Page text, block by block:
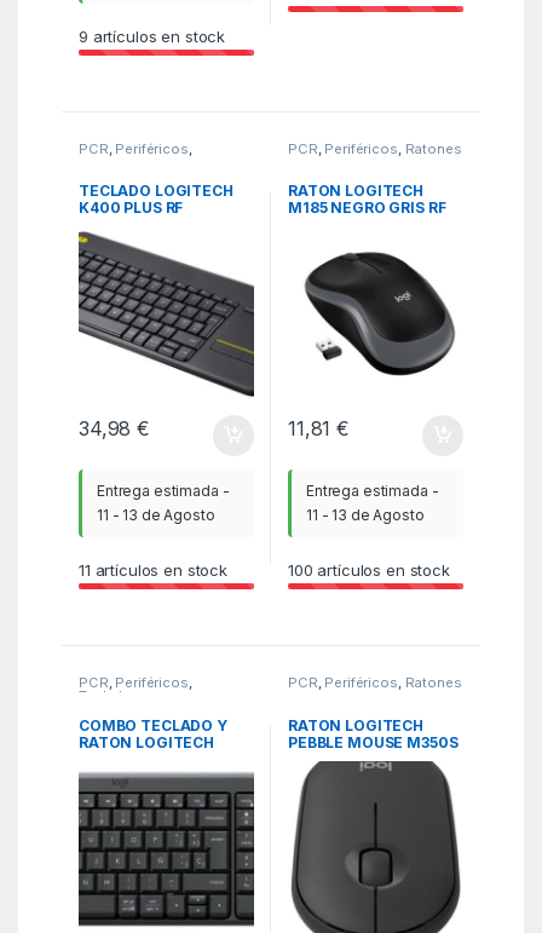
9 artículos en stock
PCR Periféricos
Teclados
TECLADO LOGITECH
K400 PLUS RF
34,98€
Entrega estimada -
11 - 13 de Agosto
11 artículos en stock
PCR Periféricos Ratones
RATON LOGITECH
M185 NEGRO GRIS RF
11,81€
Entrega estimada -
11 - 13 de Agosto
100 artículos en stock
PCR, Periféricos,
Teclados
COMBO TECLADO Y
RATON LOGITECH
NEGRO
PCR, Periféricos, Ratones
RATON LOGITECH
PEBBLE MOUSE M350S
GRAFITO BLUETOOTH
PILAS